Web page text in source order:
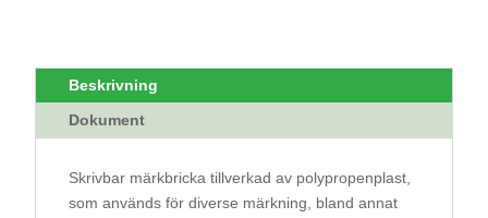
Beskrivning
Dokument
Skrivbar märkbricka tillverkad av polypropenplast,
som används för diverse märkning, bland annat